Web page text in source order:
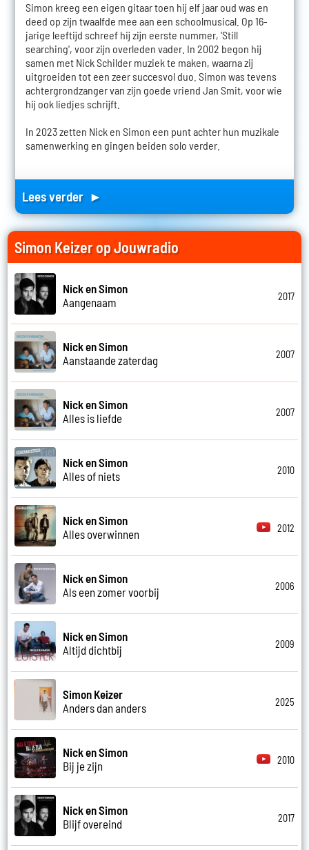
Simon kreeg een eigen gitaar toen hij elf jaar oud was en
deed op zijn twaalfde mee aan een schoolmusical. Op 16-
jarige leeftijd schreef hij zijn eerste nummer, 'Still
searching', voor zijn overleden vader. In 2002 begon hij
samen met Nick Schilder muziek te maken, waarna zij
uitgroeiden tot een zeer succesvol duo. Simon was tevens
achtergrondzanger van zijn goede vriend Jan Smit, voor wie
hij ook liedjes schrijft.
In 2023 zetten Nick en Simon een punt achter hun muzikale
samenwerking en gingen beiden solo verder.
Lees verder ►
Simon Keizer op Jouwradio
Nick en Simon
Aangenaam
2017
Nick en Simon
Aanstaande zaterdag
2007
Nick en Simon
Alles is liefde
2007
Nick en Simon
Alles of niets
2010
Nick en Simon
Alles overwinnen
2012
Nick en Simon
Als een zomer voorbij
2006
Nick en Simon
Altijd dichtbij
2009
Simon Keizer
Anders dan anders
2025
Nick en Simon
Bij je zijn
2010
Nick en Simon
Blijf overeind
2017